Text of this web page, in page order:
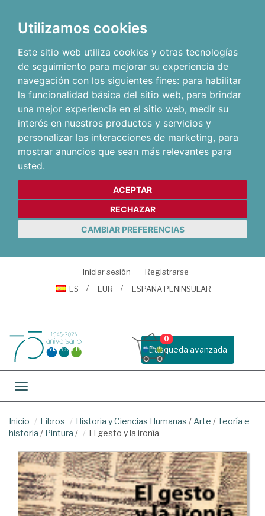
Utilizamos cookies
Este sitio web utiliza cookies y otras tecnologías
de seguimiento para mejorar su experiencia de
navegación con los siguientes fines: para habilitar
la funcionalidad básica del sitio web, para brindar
una mejor experiencia en el sitio web, medir su
interés en nuestros productos y servicios y
personalizar las interacciones de marketing, para
mostrar anuncios que sean más relevantes para
usted.
ACEPTAR
RECHAZAR
CAMBIAR PREFERENCIAS
Iniciar sesión
Registrarse
ES
EUR ESPAÑA PENINSULAR
Busqueda avanzada
0
Toggle navigation
Inicio Libros Historia y Ciencias Humanas / Arte /Teoría e
historia / Pintura / El gesto y la ironía